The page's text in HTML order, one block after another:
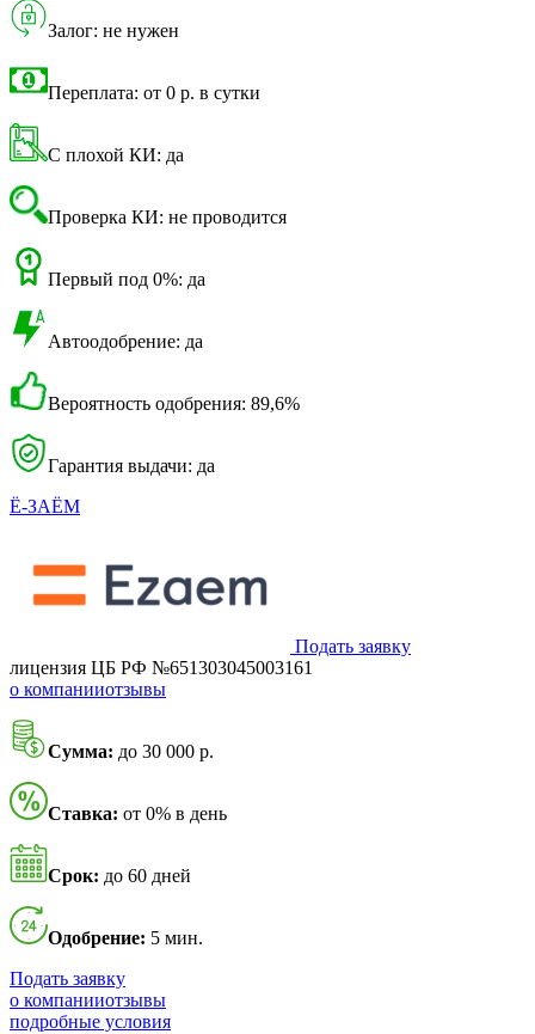
Залог: не нужен
Переплата: от 0 р. в сутки
С плохой КИ: да
Проверка КИ: не проводится
Первый под 0%: да
Автоодобрение: да
Вероятность одобрения: 89,6%
Гарантия выдачи: да
Ё-ЗАЁМ
Подать заявку
лицензия ЦБ РФ №651303045003161
о компанииотзывы
Сумма: до 30 000 р.
Ставка: от 0% в день
Срок: до 60 дней
Одобрение: 5 мин.
Подать заявку
о компанииотзывы
подробные условия